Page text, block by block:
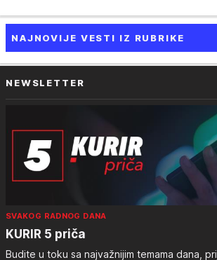
NAJNOVIJE VESTI IZ RUBRIKE
NEWSLETTER
SVAKOG RADNOG DANA
KURIR 5 priča
Budite u toku sa najvažnijim temama dana,